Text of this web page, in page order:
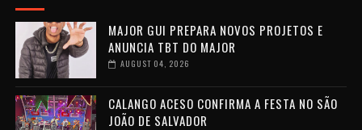
MAJOR GUI PREPARA NOVOS PROJETOS E
ANUNCIA TBT DO MAJOR
AUGUST 04, 2026
CALANGO ACESO CONFIRMA A FESTA NO SÃO
JOÃO DE SALVADOR